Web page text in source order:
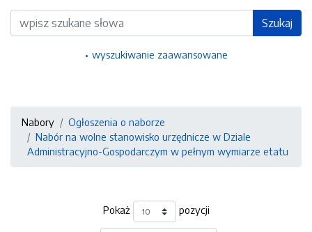
Wyszukiwarka Szukaj
wyszukiwanie zaawansowane
Nabory
Ogłoszenia o naborze
Nabór na wolne stanowisko urzędnicze w Dziale
Administracyjno-Gospodarczym w pełnym wymiarze etatu
Pokaż pozycji